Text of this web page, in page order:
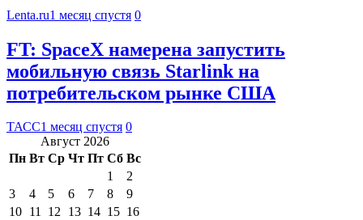
Lenta.ru1 месяц спустя 0
FT: SpaceX намерена запустить
мобильную связь Starlink на
потребительском рынке США
ТАСС1 месяц спустя 0
Август 2026
Пн Вт Ср Чт Пт Сб Вс
1
2
3
4 5 6 7 8
9
10 11 12 13 14 15 16